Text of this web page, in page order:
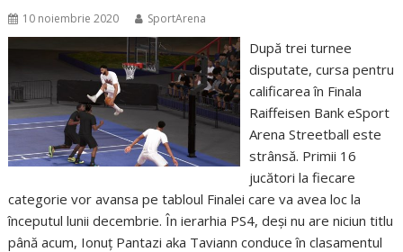
10 noiembrie 2020 SportArena
După trei turnee
disputate, cursa pentru
calificarea în Finala
Raiffeisen Bank eSport
Arena Streetball este
strânsă. Primii 16
jucători la fiecare
categorie vor avansa pe tabloul Finalei care va avea loc la
începutul lunii decembrie. În ierarhia PS4, deși nu are niciun titlu
până acum, Ionuț Pantazi aka Taviann conduce în clasamentul